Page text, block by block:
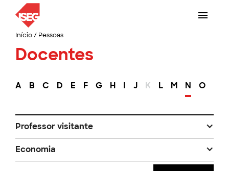
Início/ Pessoas
Docentes
A B C D E F G H I J K L M N O
Professor visitante
Economia